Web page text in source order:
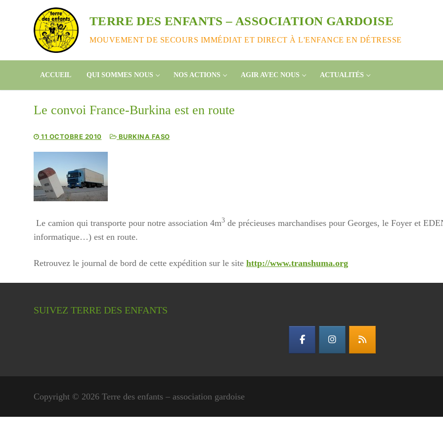
contenu
TERRE DES ENFANTS – ASSOCIATION GARDOISE
MOUVEMENT DE SECOURS IMMÉDIAT ET DIRECT À L'ENFANCE EN DÉTRESSE
ACCUEIL QUI SOMMES NOUS NOS ACTIONS AGIR AVEC NOUS ACTUALITÉS
Le convoi France-Burkina est en route
11 OCTOBRE 2010 BURKINA FASO
Le camion qui transporte pour notre association 4m3 de précieuses marchandises pour Georges, le Foyer et
informatique…) est en route.
Retrouvez le journal de bord de cette expédition sur le site http://www.transhuma.org
SUIVEZ TERRE DES ENFANTS
Copyright © 2026 Terre des enfants – association gardoise